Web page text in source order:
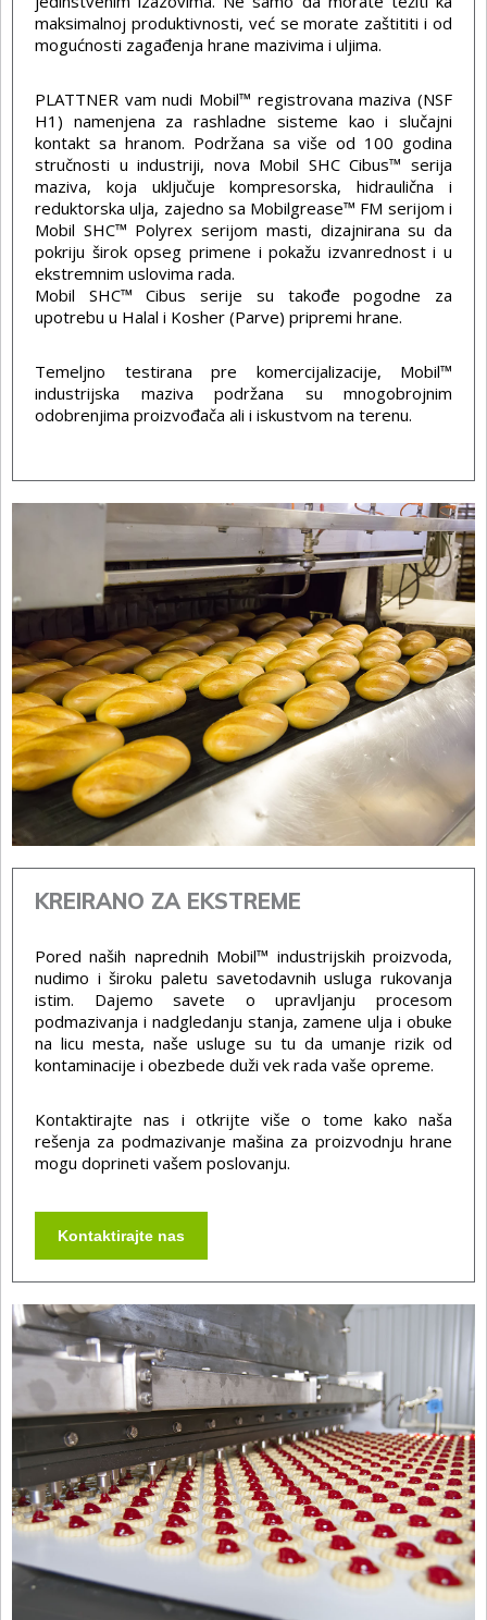
maksimalnoj produktivnosti, već se morate zaštititi i od
mogućnosti zagađenja hrane mazivima i uljima.
PLATTNER vam nudi Mobil™ registrovana maziva (NSF
H1) namenjena za rashladne sisteme kao i slučajni
kontakt sa hranom. Podržana sa više od 100 godina
stručnosti u industriji, nova Mobil SHC Cibus™ serija
maziva, koja uključuje kompresorska, hidraulična i
reduktorska ulja, zajedno sa Mobilgrease™ FM serijom i
Mobil SHC™ Polyrex serijom masti, dizajnirana su da
pokriju širok opseg primene i pokažu izvanrednost i u
ekstremnim uslovima rada.
Mobil SHC™ Cibus serije su takođe pogodne za
upotrebu u Halal i Kosher (Parve) pripremi hrane.
Temeljno testirana pre komercijalizacije, Mobil™
industrijska maziva podržana su mnogobrojnim
odobrenjima proizvođača ali i iskustvom na terenu.
KREIRANO ZA EKSTREME
Pored naših naprednih Mobil™ industrijskih proizvoda,
nudimo i široku paletu savetodavnih usluga rukovanja
istim. Dajemo savete o upravljanju procesom
podmazivanja i nadgledanju stanja, zamene ulja i obuke
na licu mesta, naše usluge su tu da umanje rizik od
kontaminacije i obezbede duži vek rada vaše opreme.
Kontaktirajte nas i otkrijte više o tome kako naša
rešenja za podmazivanje mašina za proizvodnju hrane
mogu doprineti vašem poslovanju.
Kontaktirajte nas